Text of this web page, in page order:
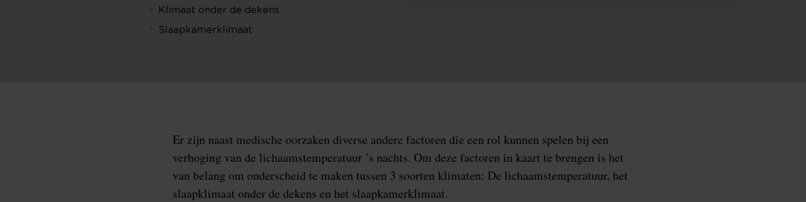
Klimaat onder de dekens
Slaapkamerklimaat
Er zijn naast medische oorzaken diverse andere factoren die een rol kunnen spelen bij een
verhoging van de lichaamstemperatuur ’s nachts. Om deze factoren in kaart te brengen is het
van belang om onderscheid te maken tussen 3 soorten klimaten: De lichaamstemperatuur, het
slaapklimaat onder de dekens en het slaapkamerklimaat.